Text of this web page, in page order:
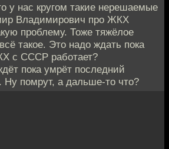
у нас кругом такие нерешаемые
Владимирович про ЖКХ
проблему. Тоже тяжёлое
такое. Это надо ждать пока
с СССР работает?
пока умрёт последний
Ну помрут, а дальше-то что?